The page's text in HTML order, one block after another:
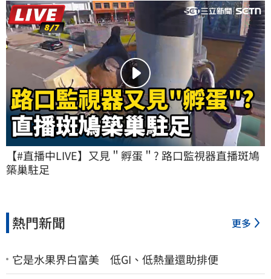
【#直播中LIVE】又見＂孵蛋＂? 路口監視器直播斑鳩
築巢駐足
熱門新聞 更多
它是水果界白富美 低GI、低熱量還助排便